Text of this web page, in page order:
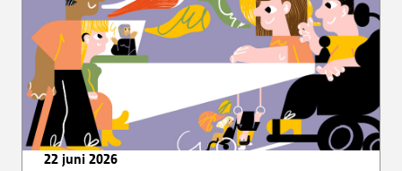
22 juni 2026